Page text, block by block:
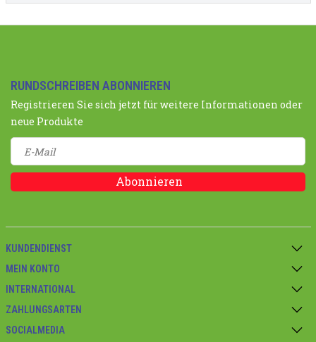
RUNDSCHREIBEN ABONNIEREN
Registrieren Sie sich jetzt für weitere Informationen oder
neue Produkte
Abonnieren
KUNDENDIENST
MEIN KONTO
INTERNATIONAL
ZAHLUNGSARTEN
SOCIALMEDIA